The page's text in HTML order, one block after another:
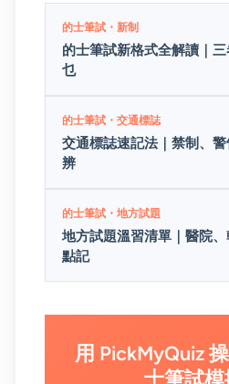
的士筆試・新制
的士筆試新格式全解讀｜
乜
的士筆試・交通標誌
交通標誌速記法｜禁制、
辨
的士筆試・地方試題
地方試題溫習清單｜醫院
點記
用 PickMyQuiz
士筆試模